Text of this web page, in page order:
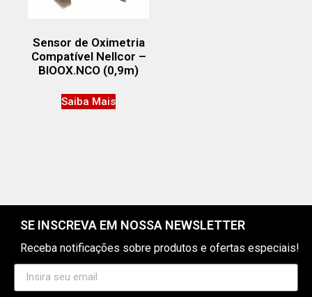
Sensor de Oximetria
Compatível Nellcor –
BIOOX.NCO (0,9m)
Saiba Mais
SE INSCREVA EM NOSSA NEWSLETTER
Receba notificações sobre produtos e ofertas especiais!